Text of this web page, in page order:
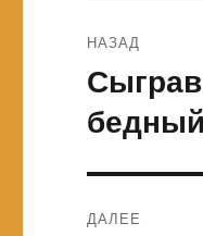
по
записям
НАЗАД
Предыдущая
запись:
ДАЛЕЕ